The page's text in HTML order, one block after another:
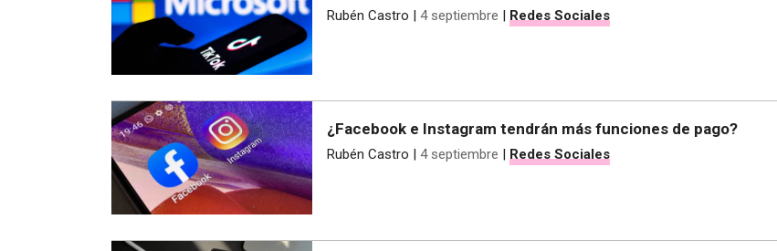
Rubén Castro | 4 septiembre | Redes Sociales
¿Facebook e Instagram tendrán más funciones de pago?
Rubén Castro 4 septiembre Redes Sociales